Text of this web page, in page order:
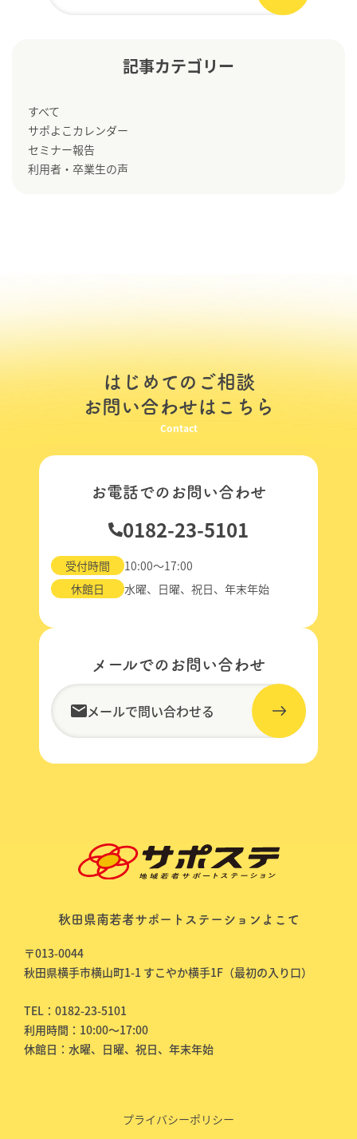
記事カテゴリー
すべて
サポよこカレンダー
セミナー報告
利用者・卒業生の声
はじめてのご相談
お問い合わせはこちら
Contact
お電話でのお問い合わせ
0182-23-5101
受付時間
10:00～17:00
休館日
水曜、日曜、祝日、年末年始
メールでのお問い合わせ
メールで問い合わせる
秋田県南若者サポートステーションよこて
〒013-0044
秋田県横手市横山町1-1 すこやか横手1F（最初の入り口）
TEL：0182-23-5101
利用時間：10:00～17:00
休館日：水曜、日曜、祝日、年末年始
プライバシーポリシー